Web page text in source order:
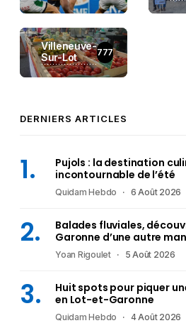
Villeneuve-
Sur-Lot
777
DERNIERS ARTICLES
Pujols : la destination
incontournable de l’été
Quidam Hebdo 6 Août 2026
Balades fluviales,
Garonne d’une autre
Yoan Rigoulet 5 Août 2026
Huit spots pour piquer
en Lot-et-Garonne
Quidam Hebdo 4 Août 2026